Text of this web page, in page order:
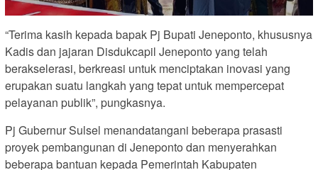
“Terima kasih kepada bapak Pj Bupati Jeneponto, khususnya
Kadis dan jajaran Disdukcapil Jeneponto yang telah
berakselerasi, berkreasi untuk menciptakan inovasi yang
erupakan suatu langkah yang tepat untuk mempercepat
pelayanan publik”, pungkasnya.
Pj Gubernur Sulsel menandatangani beberapa prasasti
proyek pembangunan di Jeneponto dan menyerahkan
beberapa bantuan kepada Pemerintah Kabupaten